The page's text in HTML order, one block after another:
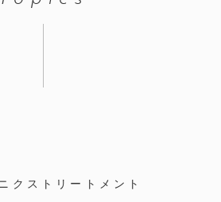
クストリートメント